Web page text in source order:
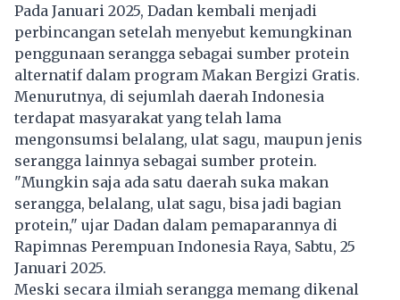
Pada Januari 2025, Dadan kembali menjadi
perbincangan setelah menyebut kemungkinan
penggunaan serangga sebagai sumber protein
alternatif dalam program Makan Bergizi Gratis.
Menurutnya, di sejumlah daerah Indonesia
terdapat masyarakat yang telah lama
mengonsumsi belalang, ulat sagu, maupun jenis
serangga lainnya sebagai sumber protein.
"Mungkin saja ada satu daerah suka makan
serangga, belalang, ulat sagu, bisa jadi bagian
protein," ujar Dadan dalam pemaparannya di
Rapimnas Perempuan Indonesia Raya, Sabtu, 25
Januari 2025.
Meski secara ilmiah serangga memang dikenal